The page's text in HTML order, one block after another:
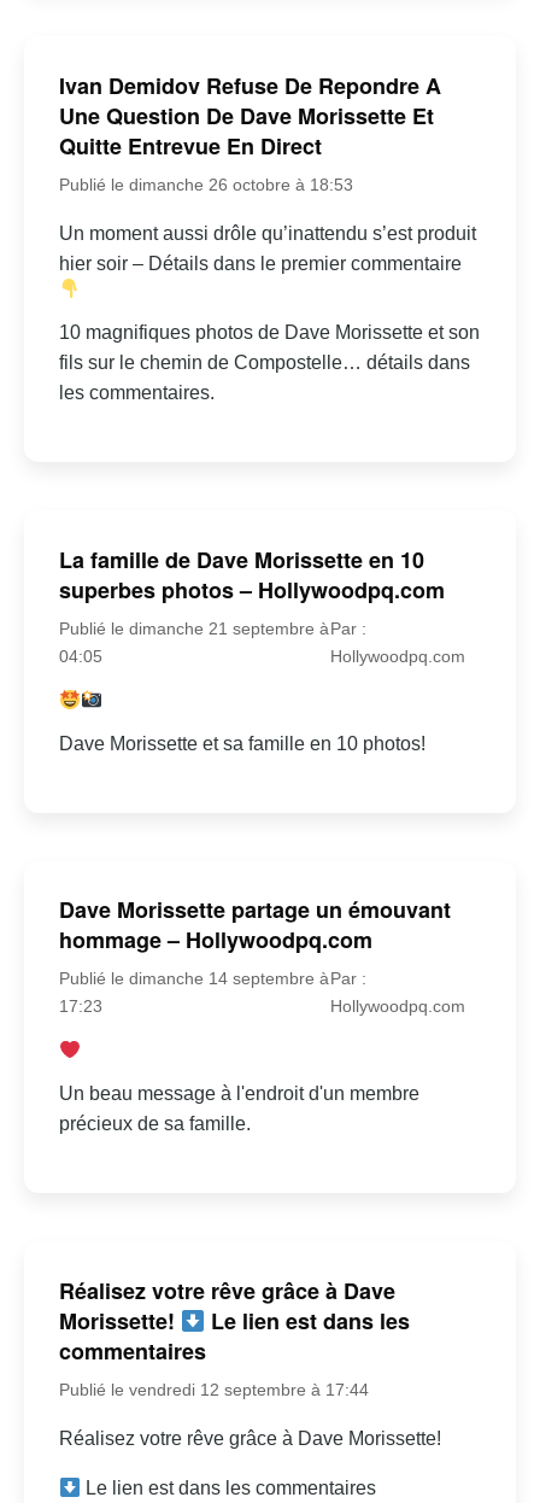
Ivan Demidov Refuse De Repondre A
Une Question De Dave Morissette Et
Quitte Entrevue En Direct
Publié le dimanche 26 octobre à 18:53
Un moment aussi drôle qu’inattendu s’est produit
hier soir – Détails dans le premier commentaire
10 magnifiques photos de Dave Morissette et son
fils sur le chemin de Compostelle… détails dans
les commentaires.
La famille de Dave Morissette en 10
superbes photos – Hollywoodpq.com
Publié le dimanche 21 septembre à
04:05
Par :
Hollywoodpq.com
Dave Morissette et sa famille en 10 photos!
Dave Morissette partage un émouvant
hommage – Hollywoodpq.com
Publié le dimanche 14 septembre à
17:23
Par :
Hollywoodpq.com
Un beau message à l'endroit d'un membre
précieux de sa famille.
Réalisez votre rêve grâce à Dave
Morissette!
Le lien est dans les
commentaires
Publié le vendredi 12 septembre à 17:44
Réalisez votre rêve grâce à Dave Morissette!
Le lien est dans les commentaires